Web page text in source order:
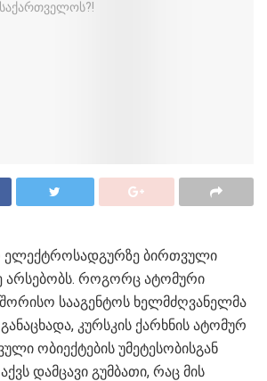
ელექტროსადგურზე ბირთვული
არსებობს. როგორც ატომური
სააგენტოს ხელმძღვანელმა
კურსკის ქარხნის ატომურ
ობიექტების უმეტესობისგან
დამცავი გუმბათი, რაც მის